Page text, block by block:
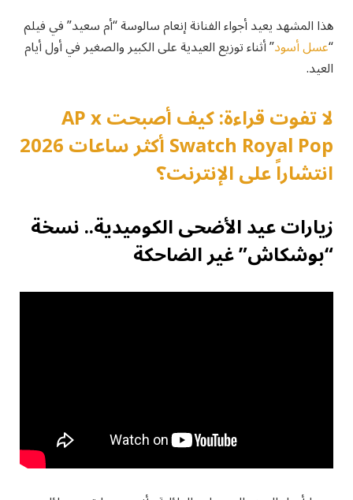
هذا المشهد يعيد أجواء الفنانة إنعام سالوسة “أم سعيد” في فيلم
“عسل أسود” أثناء توزيع العيدية على الكبير والصغير في أول أيام
العيد.
لا تفوت قراءة: كيف أصبحت AP x
Swatch Royal Pop أكثر ساعات 2026
انتشاراً على الإنترنت؟
زيارات عيد الأضحى الكوميدية.. نسخة
“بوشكاش” غير الضاحكة